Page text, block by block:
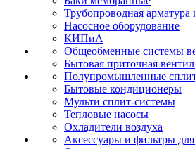
Трубопроводная арматура
Насосное оборудование
КИПиА
Общеобменные системы
Бытовая приточная
Полупромышленные
Бытовые кондиционеры
Мульти сплит-системы
Тепловые насосы
Охладители воздуха
Аксессуары и фильтры